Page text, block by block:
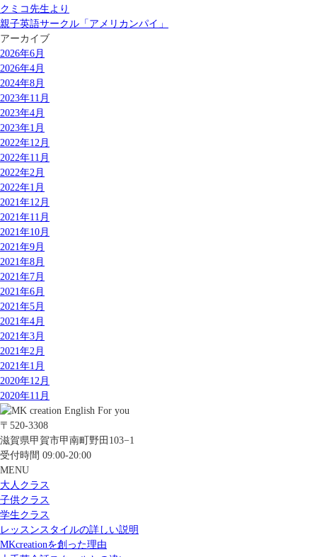
クミコ先生より
親子英語サークル「アメリカンパイ」
アーカイブ
2026年6月
2026年4月
2024年8月
2023年11月
2023年4月
2023年1月
2022年12月
2022年11月
2022年2月
2022年1月
2021年12月
2021年11月
2021年10月
2021年9月
2021年8月
2021年7月
2021年6月
2021年5月
2021年4月
2021年3月
2021年2月
2021年1月
2020年12月
2020年11月
〒520-3308
滋賀県甲賀市甲南町野田103−1
受付時間 09:00-20:00
MENU
大人クラス
子供クラス
学生クラス
レッスンスタイルの詳しい説明
MKcreationを創った理由